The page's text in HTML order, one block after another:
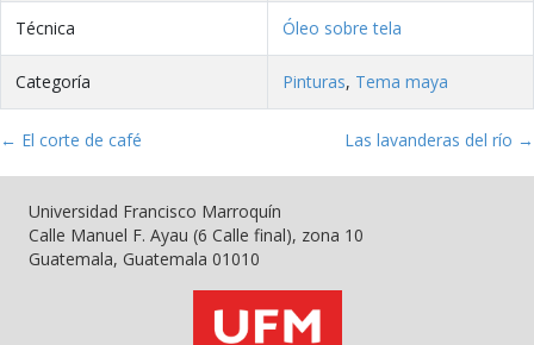
Técnica Óleo sobre tela
Categoría Pinturas, Tema maya
← El corte de café Las lavanderas del río →
Universidad Francisco Marroquín
Calle Manuel F. Ayau (6 Calle final), zona 10
Guatemala, Guatemala 01010